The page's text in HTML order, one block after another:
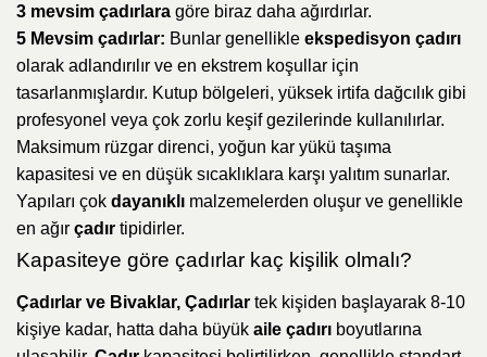
3 mevsim çadırlara göre biraz daha ağırdırlar.
5 Mevsim çadırlar: Bunlar genellikle ekspedisyon çadırı
olarak adlandırılır ve en ekstrem koşullar için
tasarlanmışlardır. Kutup bölgeleri, yüksek irtifa dağcılık gibi
profesyonel veya çok zorlu keşif gezilerinde kullanılırlar.
Maksimum rüzgar direnci, yoğun kar yükü taşıma
kapasitesi ve en düşük sıcaklıklara karşı yalıtım sunarlar.
Yapıları çok dayanıklı malzemelerden oluşur ve genellikle
en ağır çadır tipidirler.
Kapasiteye göre çadırlar kaç kişilik olmalı?
Çadırlar ve Bivaklar, Çadırlar tek kişiden başlayarak 8-10
kişiye kadar, hatta daha büyük aile çadırı boyutlarına